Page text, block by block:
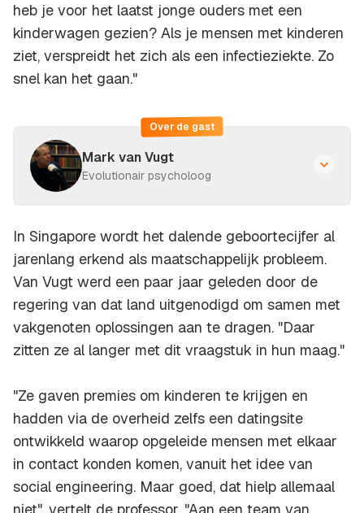
heb je voor het laatst jonge ouders met een
kinderwagen gezien? Als je mensen met kinderen
ziet, verspreidt het zich als een infectieziekte. Zo
snel kan het gaan."
Over de gast
Mark van Vugt
Evolutionair psycholoog
In Singapore wordt het dalende geboortecijfer al
jarenlang erkend als maatschappelijk probleem.
Van Vugt werd een paar jaar geleden door de
regering van dat land uitgenodigd om samen met
vakgenoten oplossingen aan te dragen. "Daar
zitten ze al langer met dit vraagstuk in hun maag."
"Ze gaven premies om kinderen te krijgen en
hadden via de overheid zelfs een datingsite
ontwikkeld waarop opgeleide mensen met elkaar
in contact konden komen, vanuit het idee van
social engineering. Maar goed, dat hielp allemaal